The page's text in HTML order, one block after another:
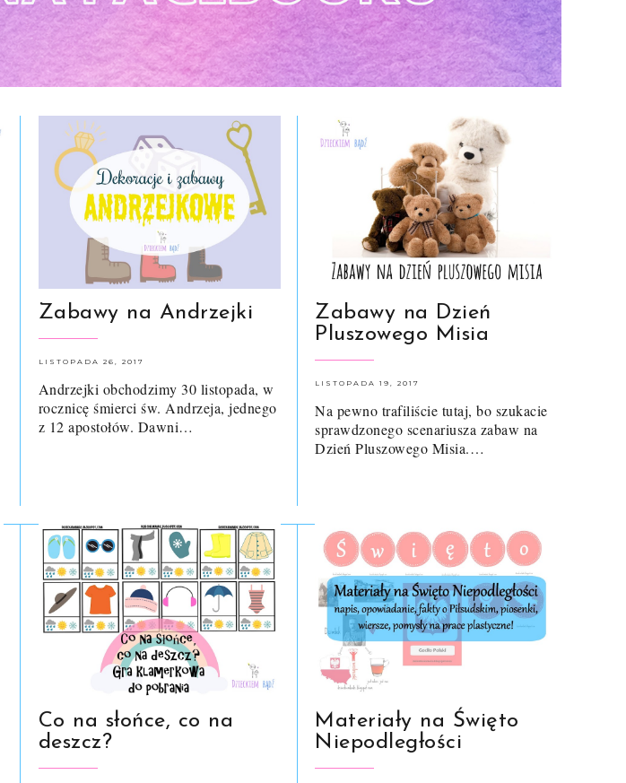
Zabawy na Andrzejki
LISTOPADA 26, 2017
Andrzejki obchodzimy 30 listopada, w
rocznicę śmierci św. Andrzeja, jednego
z 12 apostołów. Dawni…
Zabawy na Dzień
Pluszowego Misia
LISTOPADA 19, 2017
Na pewno trafiliście tutaj, bo szukacie
sprawdzonego scenariusza zabaw na
Dzień Pluszowego Misia.…
Co na słońce, co na
deszcz?
Materiały na Święto
Niepodległości